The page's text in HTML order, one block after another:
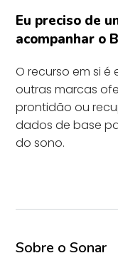
Eu preciso de
acompanhar o
O recurso em si
outras marcas
prontidão ou
dados de base
do sono.
Sobre o Sonar